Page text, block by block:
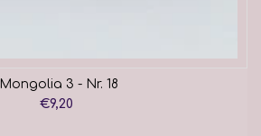
Mongolia 3 - Nr. 18
€9,20